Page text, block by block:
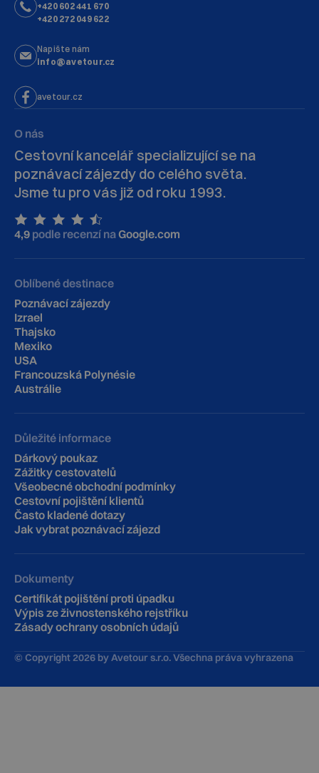
+420 602 441 670
+420 272 049 622
Napište nám
info@avetour.cz
avetour.cz
O nás
Cestovní kancelář specializující se na
poznávací zájezdy do celého světa.
Jsme tu pro vás již od roku 1993.
4,9 podle recenzí naGoogle.com
Oblíbené destinace
Poznávací zájezdy
Izrael
Thajsko
Mexiko
USA
Francouzská Polynésie
Austrálie
Důležité informace
Dárkový poukaz
Zážitky cestovatelů
Všeobecné obchodní podmínky
Cestovní pojištění klientů
‍Často kladené dotazy
Jak vybrat poznávací zájezd
Dokumenty
Certifikát pojištění proti úpadku
Výpis ze živnostenského rejstříku
Zásady ochrany osobních údajů
© Copyright2026 by Avetour s.r.o. Všechna práva vyhrazena